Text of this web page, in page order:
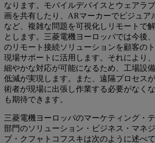
なります。モバイルデバイスとウェアラ
画を共有したり、ARマーカーでビジュア
など、複雑な問題を可視化しリモートで
とします。三菱電機ヨーロッパでは今後、
のリモート接続ソリューションを顧客の
現場サポートに活用します。それにより
細やかな対応が可能になるため、工場設
低減が実現します。また、遠隔プロセス
術者が現場に出張し作業する必要がなく
も期待できます。
三菱電機ヨーロッパのマーケティング・
部門のソリューション・ビジネス・マネ
ブ・クフャトコフスキは次のように述べて